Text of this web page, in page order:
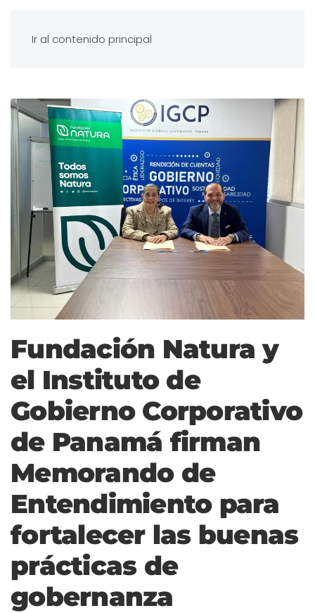
Ir al contenido principal
Fundación Natura y
el Instituto de
Gobierno Corporativo
de Panamá firman
Memorando de
Entendimiento para
fortalecer las buenas
prácticas de
gobernanza